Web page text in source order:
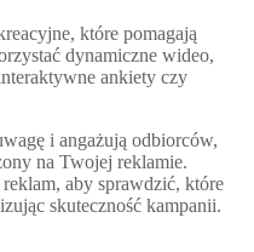
które pomagają
dynamiczne wideo,
ankiety czy
i angażują odbiorców,
na Twojej reklamie.
aby sprawdzić, które
skuteczność kampanii.